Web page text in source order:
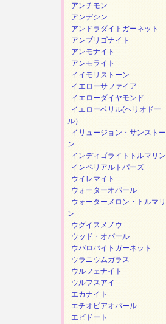
アンチモン
アンデシン
アンドラダイトガーネット
アンブリゴナイト
アンモナイト
アンモライト
イイモリストーン
イエローサファイア
イエローダイヤモンド
イエローベリル(ヘリオドー
ル）
イリュージョン・サンストー
ン
インディゴライトトルマリン
インペリアルトパーズ
ウイレマイト
ウォーターオパール
ウォーターメロン・トルマリ
ン
ウグイスメノウ
ウッド・オパール
ウバロバイトガーネット
ウラニウムガラス
ウルフェナイト
ウルフスアイ
エカナイト
エチオピアオパール
エピドート